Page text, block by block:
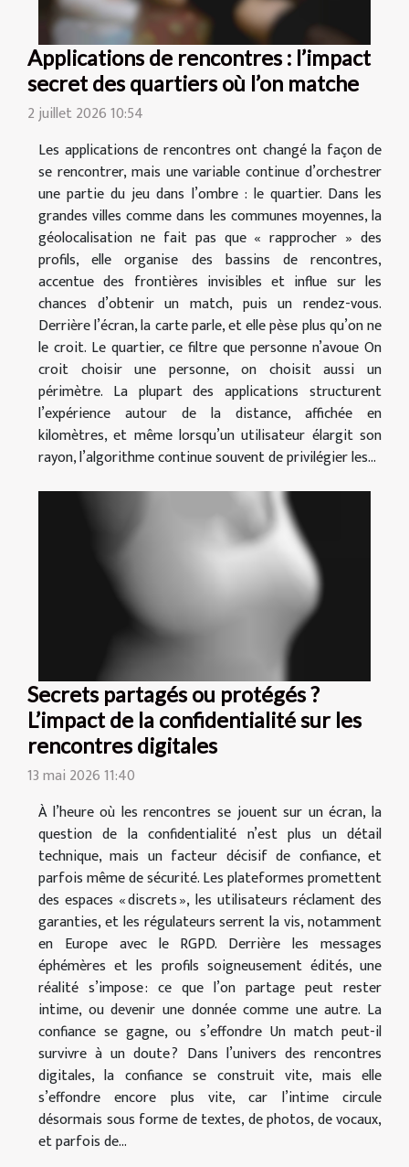
Applications de rencontres : l’impact
secret des quartiers où l’on matche
2 juillet 2026 10:54
Les applications de rencontres ont changé la façon de
se rencontrer, mais une variable continue d’orchestrer
une partie du jeu dans l’ombre : le quartier. Dans les
grandes villes comme dans les communes moyennes, la
géolocalisation ne fait pas que « rapprocher » des
profils, elle organise des bassins de rencontres,
accentue des frontières invisibles et influe sur les
chances d’obtenir un match, puis un rendez-vous.
Derrière l’écran, la carte parle, et elle pèse plus qu’on ne
le croit. Le quartier, ce filtre que personne n’avoue On
croit choisir une personne, on choisit aussi un
périmètre. La plupart des applications structurent
l’expérience autour de la distance, affichée en
kilomètres, et même lorsqu’un utilisateur élargit son
rayon, l’algorithme continue souvent de privilégier les...
Secrets partagés ou protégés ?
L’impact de la confidentialité sur les
rencontres digitales
13 mai 2026 11:40
À l’heure où les rencontres se jouent sur un écran, la
question de la confidentialité n’est plus un détail
technique, mais un facteur décisif de confiance, et
parfois même de sécurité. Les plateformes promettent
des espaces « discrets », les utilisateurs réclament des
garanties, et les régulateurs serrent la vis, notamment
en Europe avec le RGPD. Derrière les messages
éphémères et les profils soigneusement édités, une
réalité s’impose : ce que l’on partage peut rester
intime, ou devenir une donnée comme une autre. La
confiance se gagne, ou s’effondre Un match peut-il
survivre à un doute ? Dans l’univers des rencontres
digitales, la confiance se construit vite, mais elle
s’effondre encore plus vite, car l’intime circule
désormais sous forme de textes, de photos, de vocaux,
et parfois de...